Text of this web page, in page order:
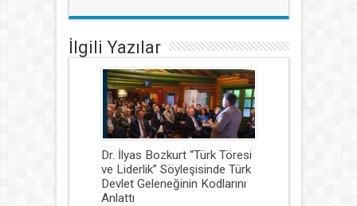
İlgili Yazılar
Dr. İlyas Bozkurt “Türk Töresi
ve Liderlik” Söyleşisinde Türk
Devlet Geleneğinin Kodlarını
Anlattı